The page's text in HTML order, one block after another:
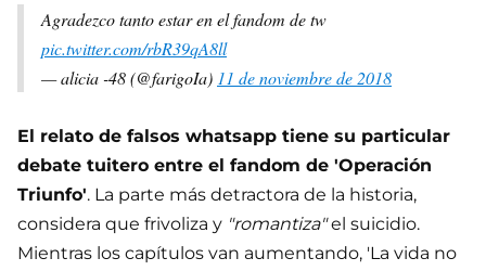
Agradezco tanto estar en el fandom de tw
pic.twitter.com/rbR39qA8ll
— alicia -48 (@farigoIa) 11 de noviembre de 2018
El relato de falsos whatsapp tiene su particular
debate tuitero entre el fandom de 'Operación
Triunfo'. La parte más detractora de la historia,
considera que frivoliza y "romantiza"el suicidio.
Mientras los capítulos van aumentando, 'La vida no